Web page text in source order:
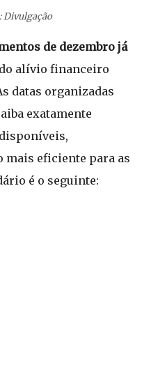
Divulgação
de dezembro já
alívio financeiro
datas organizadas
exatamente
eficiente para as
é o seguinte: